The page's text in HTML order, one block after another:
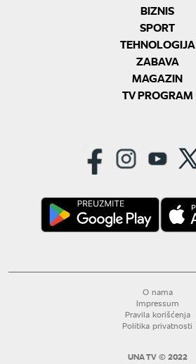
BIZNIS
SPORT
TEHNOLOGIJA
ZABAVA
MAGAZIN
TV PROGRAM
O nama
Impressum
Pravila korišćenja
Politika privatnosti
UNA TV © 2022